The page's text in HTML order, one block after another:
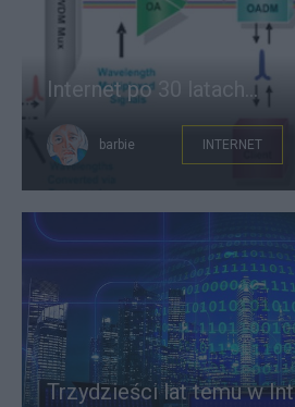
Internet po 30 latach...
barbie INTERNET
Trzydzieści lat temu w